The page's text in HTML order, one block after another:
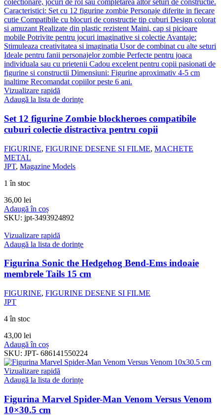
Vizualizare rapidă
Adaugă la lista de dorințe
Set 12 figurine Zombie blockheroes compatibile
cuburi colectie distractiva pentru copii
FIGURINE, FIGURINE DESENE SI FILME, MACHETE
METAL
JPT, Magazine Models
1 în stoc
36,00 lei
Adaugă în coș
SKU: jpt-3493924892
Vizualizare rapidă
Adaugă la lista de dorințe
Figurina Sonic the Hedgehog Bend-Ems indoaie
membrele Tails 15 cm
FIGURINE, FIGURINE DESENE SI FILME
JPT
4 în stoc
43,00 lei
Adaugă în coș
SKU: JPT- 686141550224
Vizualizare rapidă
Adaugă la lista de dorințe
Figurina Marvel Spider-Man Venom Versus Venom
10×30.5 cm